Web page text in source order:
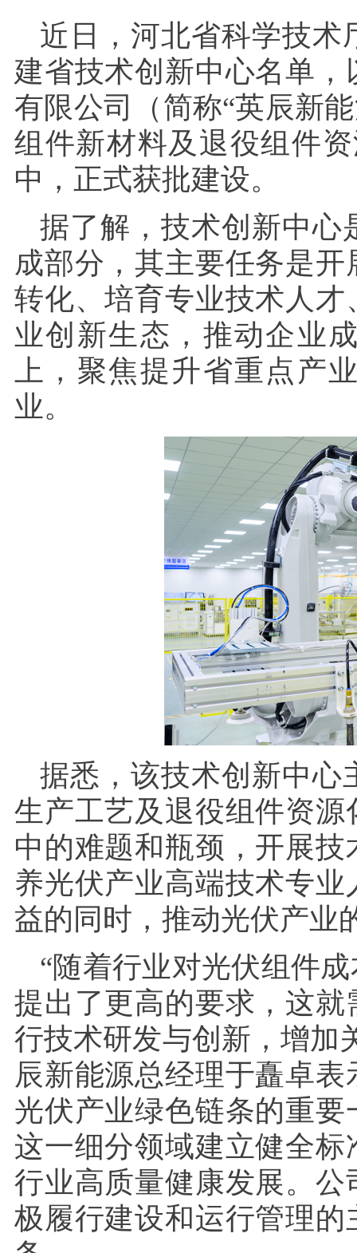
近日，河北省科学技术
建省技术创新中心名单
有限公司（简称“英辰新
组件新材料及退役组件
中，正式获批建设。
据了解，技术创新中心
成部分，其主要任务是
转化、培育专业技术人
业创新生态，推动企业
上，聚焦提升省重点产
业。
据悉，该技术创新中心
生产工艺及退役组件资
中的难题和瓶颈，开展
养光伏产业高端技术专
益的同时，推动光伏产业
“随着行业对光伏组件
提出了更高的要求，这
行技术研发与创新，增加
辰新能源总经理于矗卓
光伏产业绿色链条的重
这一细分领域建立健全
行业高质量健康发展。
极履行建设和运行管理